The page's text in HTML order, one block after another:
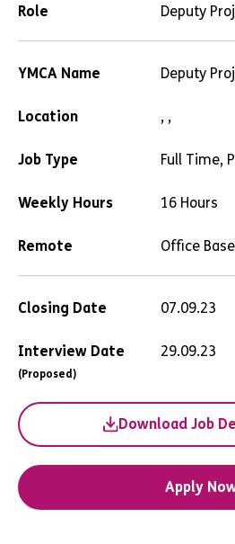
Role Deputy
YMCA Name Deputy
Location , ,
Job Type Full Time,
Weekly Hours 16 Hours
Remote Office
Closing Date 07.09.23
Interview Date
(Proposed)
29.09.23
Download Job
Apply